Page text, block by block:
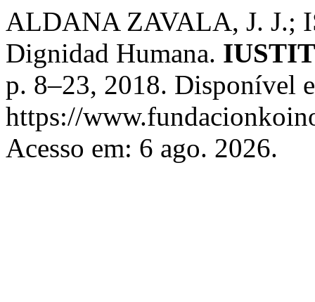
ALDANA ZAVALA, J. J.;
Dignidad Humana.
p. 8–23, 2018. Disponível
https://
Acesso em: 6 ago. 2026.